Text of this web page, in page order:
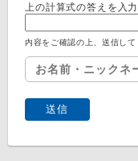
上の計算式の答えを入
内容をご確認の上、送信して